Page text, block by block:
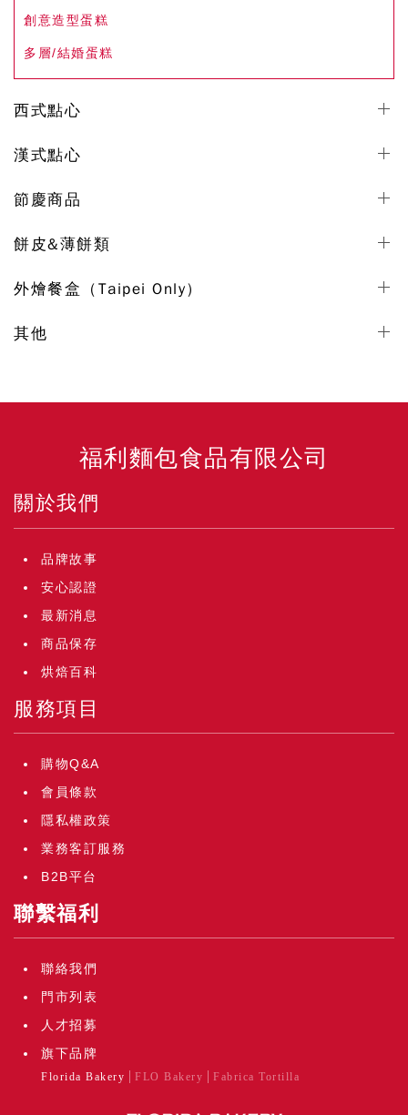
創意造型蛋糕
多層/結婚蛋糕
西式點心
漢式點心
節慶商品
餅皮&薄餅類
外燴餐盒（Taipei Only）
其他
福利麵包食品有限公司
關於我們
品牌故事
安心認證
最新消息
商品保存
烘焙百科
服務項目
購物Q&A
會員條款
隱私權政策
業務客訂服務
B2B平台
聯繫福利
聯絡我們
門市列表
人才招募
旗下品牌
Florida Bakery FLO Bakery Fabrica Tortilla